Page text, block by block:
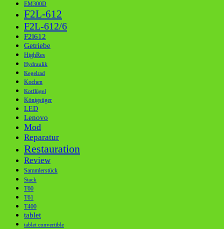
EM300D
F2L-612
F2L-612/6
F2l612
Getriebe
HighRes
Hydraulik
Kegelrad
Kochen
Kotflügel
Königstiger
LED
Lenovo
Mod
Reparatur
Restauration
Review
Sammlerstück
Stack
T60
T61
T400
tablet
tablet convertible